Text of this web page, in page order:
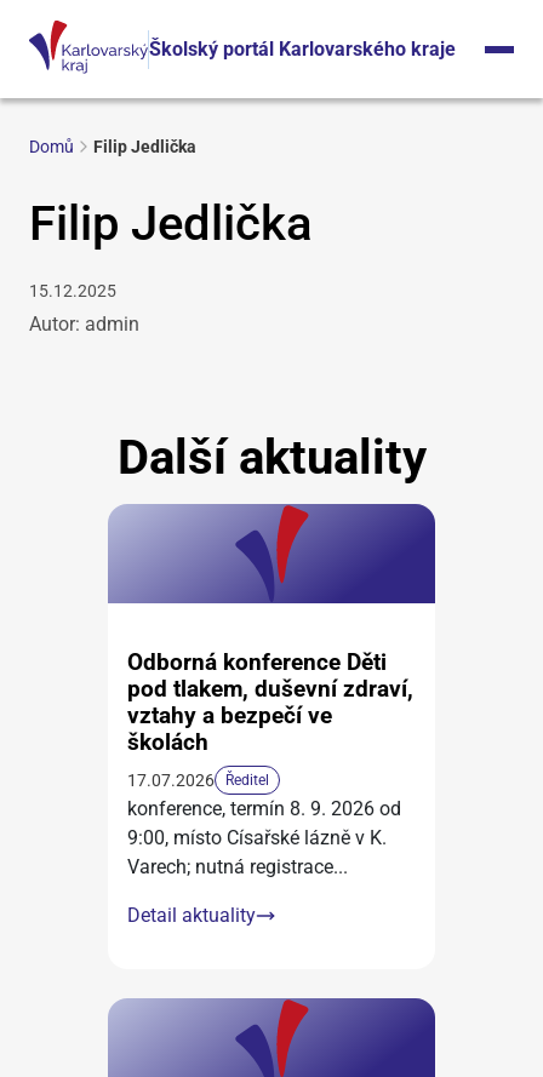
Školský portál Karlovarského kraje
Domů Filip Jedlička
Filip Jedlička
15.12.2025
Autor: admin
Další aktuality
Odborná konference Děti
pod tlakem, duševní zdraví,
vztahy a bezpečí ve
školách
17.07.2026 Ředitel
konference, termín 8. 9. 2026 od
9:00, místo Císařské lázně v K.
Varech; nutná registrace...
Detail aktuality